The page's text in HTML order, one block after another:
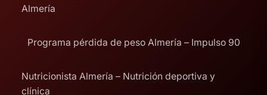
Almería
Programa pérdida de peso Almería – Impulso 90
Nutricionista Almería – Nutrición deportiva y
clínica